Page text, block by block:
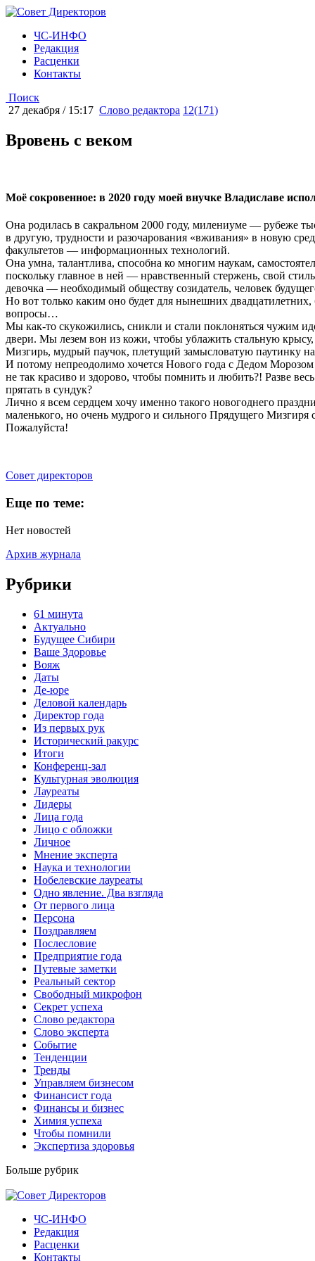
ЧС-ИНФО
Редакция
Расценки
Контакты
Поиск
27 декабря / 15:17 Слово редактора 12(171)
Вровень с веком
Моё сокровенное: в 2020 году моей внучке Владиславе
Она родилась в сакральном 2000 году, милениуме — рубеже
в другую, трудности и разочарования «вживания» в новую
факультетов — информационных технологий.
Она умна, талантлива, способна ко многим наукам,
поскольку главное в ней — нравственный стержень, свой
девочка — необходимый обществу созидатель, человек
Но вот только каким оно будет для нынешних
вопросы…
Мы как-то скукожились, сникли и стали поклоняться чужим
двери. Мы лезем вон из кожи, чтобы ублажить стальную
Мизгирь, мудрый паучок, плетущий замысловатую паутинку
И потому непреодолимо хочется Нового года с Дедом
не так красиво и здорово, чтобы помнить и любить?! Разве
прятать в сундук?
Лично я всем сердцем хочу именно такого новогоднего
маленького, но очень мудрого и сильного Прядущего
Пожалуйста!
Cовет директоров
Еще по теме:
Нет новостей
Архив журнала
Рубрики
61 минута
Актуально
Будущее Сибири
Ваше Здоровье
Вояж
Даты
Де-юре
Деловой календарь
Директор года
Из первых рук
Исторический ракурс
Итоги
Конференц-зал
Культурная эволюция
Лауреаты
Лидеры
Лица года
Лицо с обложки
Личное
Мнение эксперта
Наука и технологии
Нобелевские лауреаты
Одно явление. Два взгляда
От первого лица
Персона
Поздравляем
Послесловие
Предприятие года
Путевые заметки
Реальный сектор
Свободный микрофон
Секрет успеха
Слово редактора
Слово эксперта
Событие
Тенденции
Тренды
Управляем бизнесом
Финансист года
Финансы и бизнес
Химия успеха
Чтобы помнили
Экспертиза здоровья
Больше рубрик
ЧС-ИНФО
Редакция
Расценки
Контакты